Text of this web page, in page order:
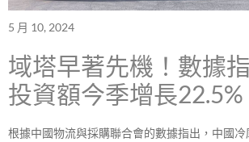
5 月 10, 2024
域塔早著先機！數據
投資額今季增長22.5%
根據中國物流與採購聯合會的數據指出，中國